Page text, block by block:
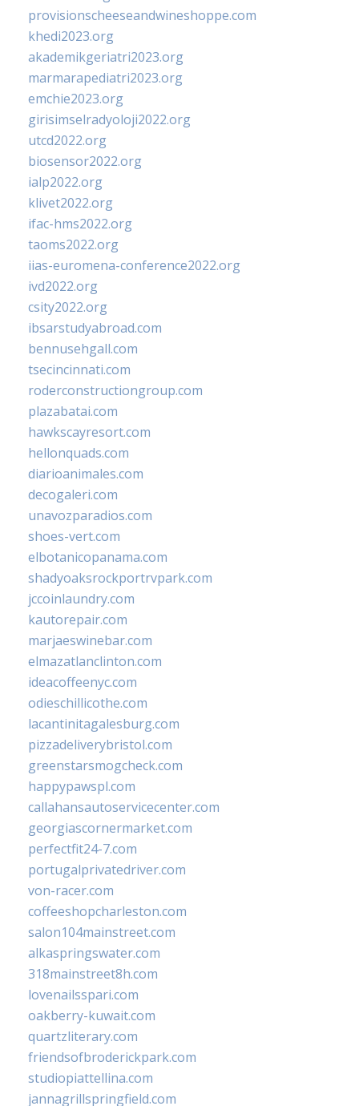
provisionscheeseandwineshoppe.com
khedi2023.org
akademikgeriatri2023.org
marmarapediatri2023.org
emchie2023.org
girisimselradyoloji2022.org
utcd2022.org
biosensor2022.org
ialp2022.org
klivet2022.org
ifac-hms2022.org
taoms2022.org
iias-euromena-conference2022.org
ivd2022.org
csity2022.org
ibsarstudyabroad.com
bennusehgall.com
tsecincinnati.com
roderconstructiongroup.com
plazabatai.com
hawkscayresort.com
hellonquads.com
diarioanimales.com
decogaleri.com
unavozparadios.com
shoes-vert.com
elbotanicopanama.com
shadyoaksrockportrvpark.com
jccoinlaundry.com
kautorepair.com
marjaeswinebar.com
elmazatlanclinton.com
ideacoffeenyc.com
odieschillicothe.com
lacantinitagalesburg.com
pizzadeliverybristol.com
greenstarsmogcheck.com
happypawspl.com
callahansautoservicecenter.com
georgiascornermarket.com
perfectfit24-7.com
portugalprivatedriver.com
von-racer.com
coffeeshopcharleston.com
salon104mainstreet.com
alkaspringswater.com
318mainstreet8h.com
lovenailsspari.com
oakberry-kuwait.com
quartzliterary.com
friendsofbroderickpark.com
studiopiattellina.com
jannagrillspringfield.com